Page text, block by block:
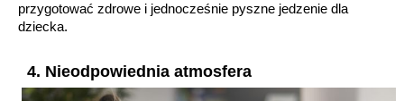
przygotować zdrowe i jednocześnie pyszne jedzenie dla
dziecka.
4. Nieodpowiednia atmosfera